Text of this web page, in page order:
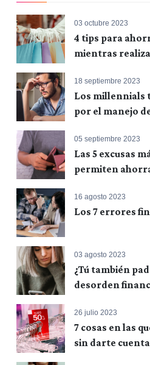
03 octubre 2023
4 tips para
mientras
18 septiembre 2023
Los millennials
por el manejo
05 septiembre 2023
Las 5 excusas
permiten
16 agosto 2023
Los 7 errores
03 agosto 2023
¿Tú también
desorden
26 julio 2023
7 cosas en las
sin darte